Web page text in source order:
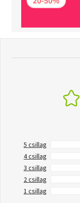
5 csillag
4 csillag
3 csillag
2 csillag
1 csillag